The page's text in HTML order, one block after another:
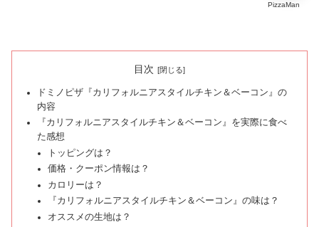
PizzaMan
目次
ドミノピザ『カリフォルニアスタイルチキン＆ベーコン』の
内容
『カリフォルニアスタイルチキン＆ベーコン』を実際に食べ
た感想
トッピングは？
価格・クーポン情報は？
カロリーは？
『カリフォルニアスタイルチキン＆ベーコン』の味は？
オススメの生地は？